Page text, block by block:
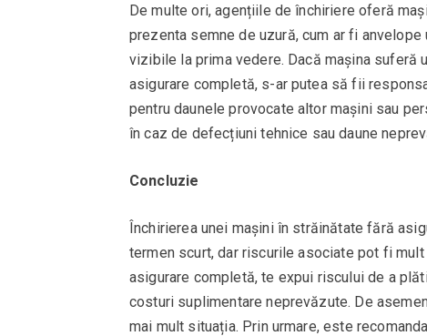
De multe ori, agențiile de închiriere oferă
prezenta semne de uzură, cum ar fi
vizibile la prima vedere. Dacă mașina suferă
asigurare completă, s-ar putea să fii
pentru daunele provocate altor mașini sau
în caz de defecțiuni tehnice sau daune
Concluzie
Închirierea unei mașini în străinătate fără
termen scurt, dar riscurile asociate pot fi
asigurare completă, te expui riscului de a
costuri suplimentare neprevăzute. De
mai mult situația. Prin urmare, este